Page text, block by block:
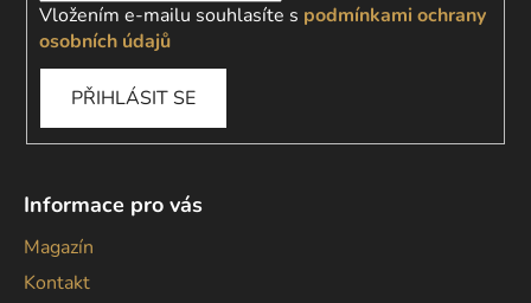
Vložením e-mailu souhlasíte s podmínkami ochrany
osobních údajů
PŘIHLÁSIT SE
Informace pro vás
Magazín
Kontakt